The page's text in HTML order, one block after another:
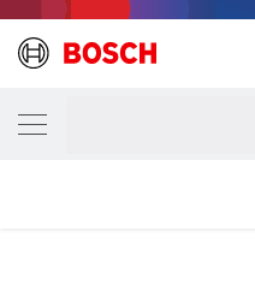
TWÓJ WARIANT WYBORU